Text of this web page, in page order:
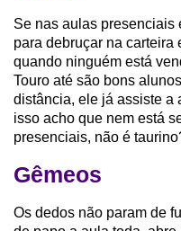
Se nas aulas presenciais
para debruçar na carteira
quando ninguém está
Touro até são bons
distância, ele já assiste a
isso acho que nem está
presenciais, não é
Gêmeos
Os dedos não param de